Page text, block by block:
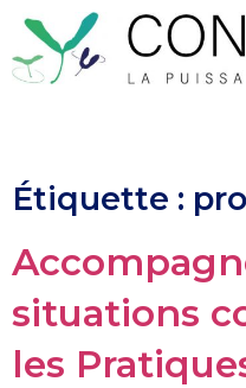
Étiquette :
situations
les